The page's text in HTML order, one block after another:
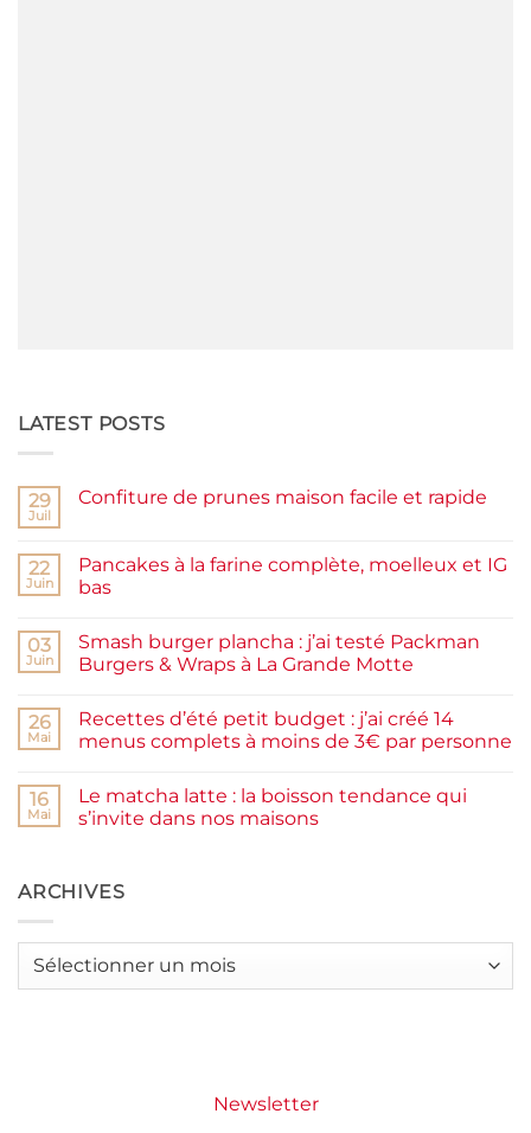
LATEST POSTS
29
Juil
Confiture de prunes maison facile et rapide
Confiture
de
prunes
et
rapide
22
Juin
Pancakes à la farine complète, moelleux et IG
bas
sur
Pancakes
à
complète,
moelleux
et
03
Juin
Smash burger plancha : j’ai testé Packman
Burgers & Wraps à La Grande Motte
sur
Smash
burger
testé
Packman
Burgers &
Grande
Motte
26
Mai
Recettes d’été petit budget : j’ai créé 14
menus complets à moins de 3€ par personne
sur
Recettes
d’été
j’ai
créé
à
16
Mai
Le matcha latte : la boisson tendance qui
s’invite dans nos maisons
Le
matcha
boisson
ARCHIVES
Archives
Newsletter